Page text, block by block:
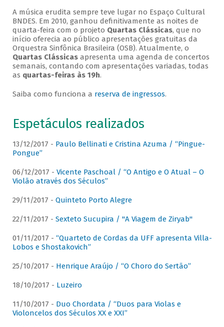
A música erudita sempre teve lugar no Espaço Cultural
BNDES. Em 2010, ganhou definitivamente as noites de
quarta-feira com o projeto Quartas Clássicas, que no
início oferecia ao público apresentações gratuitas da
Orquestra Sinfônica Brasileira (OSB). Atualmente, o
Quartas Clássicasapresenta uma agenda de concertos
semanais, contando com apresentações variadas, todas
as quartas-feiras às 19h.
Saiba como funciona a reserva de ingressos.
Espetáculos realizados
13/12/2017 - Paulo Bellinati e Cristina Azuma / “Pingue-
Pongue”
06/12/2017 - Vicente Paschoal / “O Antigo e O Atual – O
Violão através dos Séculos”
29/11/2017 - Quinteto Porto Alegre
22/11/2017 - Sexteto Sucupira / "A Viagem de Ziryab"
01/11/2017 - “Quarteto de Cordas da UFF apresenta Villa-
Lobos e Shostakovich”
25/10/2017 - Henrique Araújo / “O Choro do Sertão”
18/10/2017 - Luzeiro
11/10/2017 - Duo Chordata / “Duos para Violas e
Violoncelos dos Séculos XX e XXI”